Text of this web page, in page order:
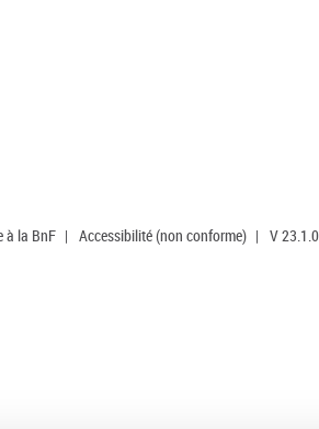
à la BnF | Accessibilité (non conforme) | V 23.1.0